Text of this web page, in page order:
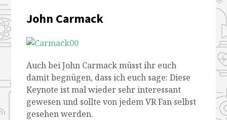
John Carmack
Auch bei John Carmack müsst ihr euch
damit begnügen, dass ich euch sage: Diese
Keynote ist mal wieder sehr interessant
gewesen und sollte von jedem VR Fan selbst
gesehen werden.